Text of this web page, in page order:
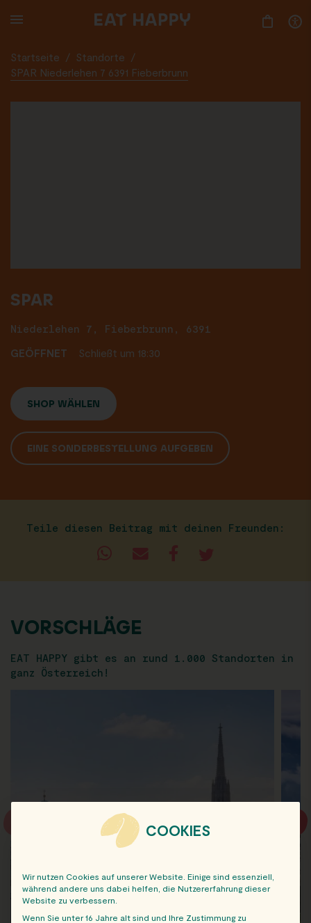
TO
Startseite / Standorte
/
SPAR Niederlehen 7 6391 Fieberbrunn
SPAR
Niederlehen 7, Fieberbrunn, 6391
GEÖFFNET
Schließt um 18:30
SHOP WÄHLEN
EINE SONDERBESTELLUNG AUFGEBEN
Teile diesen Beitrag mit deinen Freunden:
VORSCHLÄGE
EAT HAPPY gibt es an rund 1.000 Standorten in
ganz Österreich!
COOKIES
Wir nutzen Cookies auf unserer Website. Einige sind essenziell,
während andere uns dabei helfen, die Nutzererfahrung dieser
Website zu verbessern.
Wenn Sie unter 16 Jahre alt sind und Ihre Zustimmung zu